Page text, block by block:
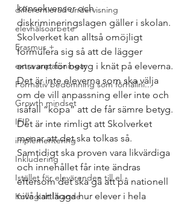
differentierad undervisning
elevhälsoarbete
Erasmus +
extra anpassningar
Formativ bedömning som förhållni...
Growth mindset
IFIP
implementering
Inkludering
Istället för elevärenden till el...
Kollegialt lärande
konsekvenser och
diskrimineringslagen gäller i skolan.
Skolverket kan alltså omöjligt
formulera sig så att de lägger
ansvaret för betyg i knät på eleverna.
Det är inte eleverna som ska välja
om de vill anpassning eller inte och
isåfall “köpa” att de får sämre betyg.
Det är inte rimligt att Skolverket
menar att det ska tolkas så.
Samtidigt ska proven vara likvärdiga
och innehållet får inte ändras
eftersom det ska gå att på nationell
nivå kartlägga hur elever i hela